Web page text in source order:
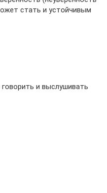
стать и устойчивым
и выслушивать